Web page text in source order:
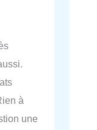
à
une